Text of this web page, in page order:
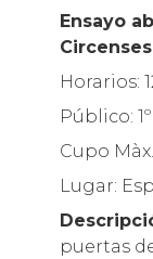
Ensayo abierto y Clínica de Artes
Horarios:
Público:
Cupo
Lugar:
puertas